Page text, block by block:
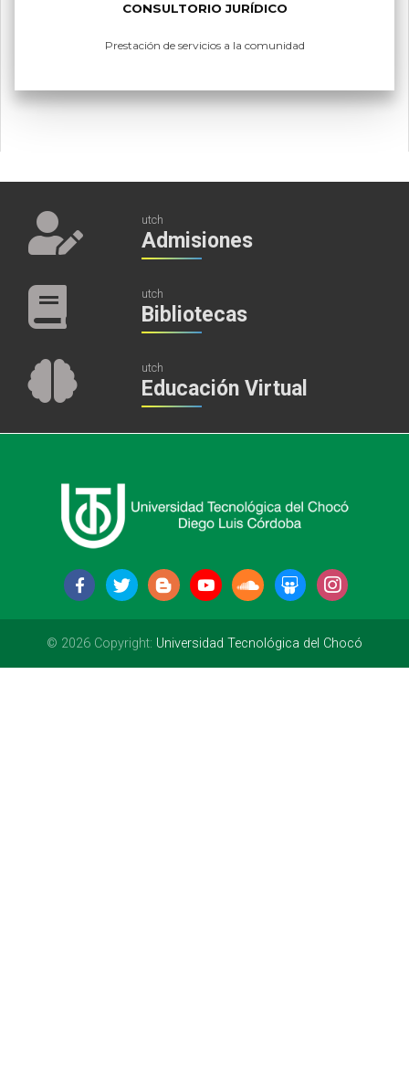
CONSULTORIO JURÍDICO
Prestación de servicios a la comunidad
utch
Admisiones
utch
Bibliotecas
utch
Educación Virtual
© 2026 Copyright: Universidad Tecnológica del Chocó